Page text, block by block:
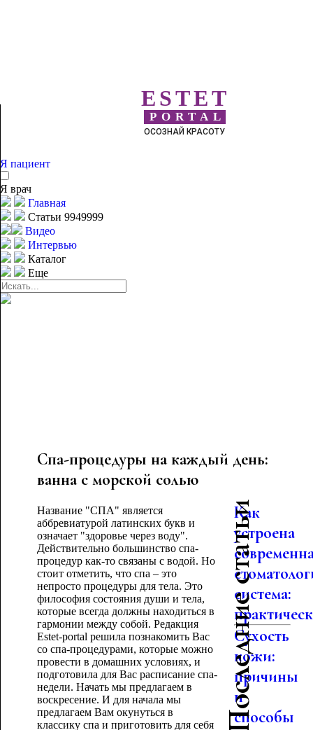
ESTET
PORTAL
ОСОЗНАЙ КРАСОТУ
Я пациент
Я врач
Главная
Статьи 9949999
Видео
Интервью
Каталог
Еще
Спа-процедуры на каждый день:
ванна с морской солью
Название "СПА" является
аббревиатурой латинских букв и
означает "здоровье через воду".
Действительно большинство спа-
процедур как-то связаны с водой. Но
стоит отметить, что спа – это
непросто процедуры для тела. Это
философия состояния души и тела,
которые всегда должны находиться в
гармонии между собой. Редакция
Estet-portal решила познакомить Вас
со спа-процедурами, которые можно
провести в домашних условиях, и
подготовила для Вас расписание спа-
недели. Начать мы предлагаем в
воскресение. И для начала мы
предлагаем Вам окунуться в
классику спа и приготовить для себя
Последние статьи
Как
устроена
система:
Сухость
кожи:
причины
и
способы